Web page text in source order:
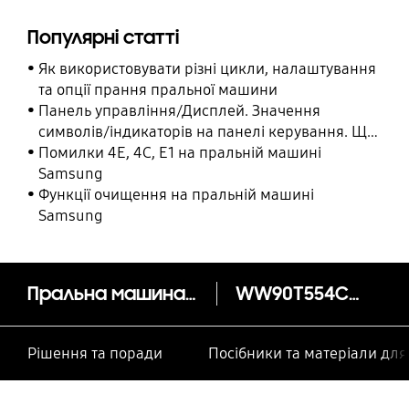
Популярні статті
Як використовувати різні цикли, налаштування
та опції прання пральної машини
Панель управління/Дисплей. Значення
символів/індикаторів на панелі керування. Що
означає символ/індикатор на панелі
керування.
Помилки 4E, 4C, E1 на пральній машині
Samsung
Функції очищення на пральній машині
Samsung
Пральна машина 9 кг фронтальне завантаження Eco Bubble™ та Wi-Fi WW90T554CAT1UA
Рішення та поради Посібники та матеріали